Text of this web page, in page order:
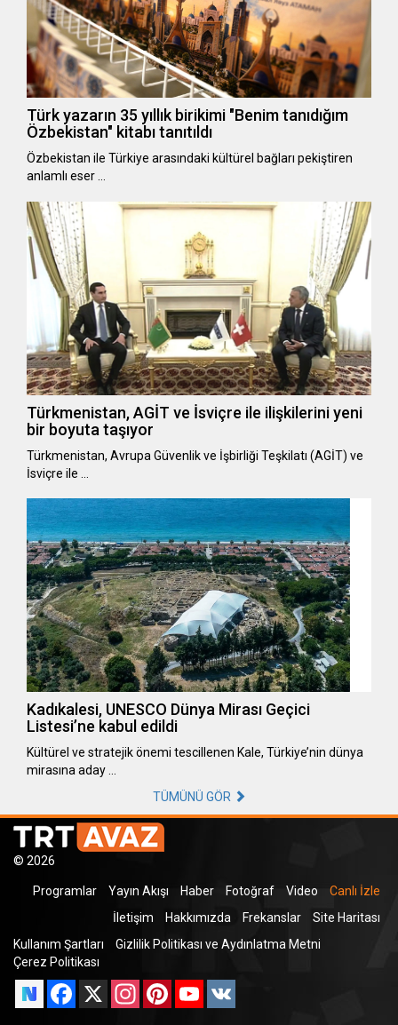
Türk yazarın 35 yıllık birikimi "Benim tanıdığım
Özbekistan" kitabı tanıtıldı
Özbekistan ile Türkiye arasındaki kültürel bağları pekiştiren
anlamlı eser …
Türkmenistan, AGİT ve İsviçre ile ilişkilerini yeni
bir boyuta taşıyor
Türkmenistan, Avrupa Güvenlik ve İşbirliği Teşkilatı (AGİT) ve
İsviçre ile …
Kadıkalesi, UNESCO Dünya Mirası Geçici
Listesi’ne kabul edildi
Kültürel ve stratejik önemi tescillenen Kale, Türkiye’nin dünya
mirasına aday …
TÜMÜNÜ GÖR
© 2026
Programlar Yayın Akışı Haber Fotoğraf Video
Canlı İzle
İletişim
Hakkımızda Frekanslar
Site Haritası
Kullanım Şartları
Gizlilik Politikası ve Aydınlatma Metni
Çerez Politikası
Facebook
X InstagramPinterestYouTube